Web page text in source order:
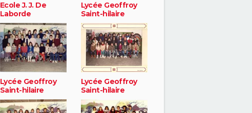
Ecole J. J. De
Laborde
Lycée Geoffroy
Saint-hilaire
Lycée Geoffroy
Saint-hilaire
Lycée Geoffroy
Saint-hilaire